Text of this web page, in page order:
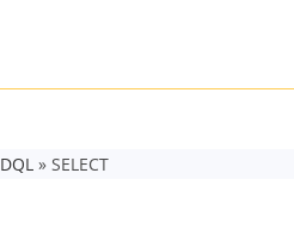
DQL» SELECT